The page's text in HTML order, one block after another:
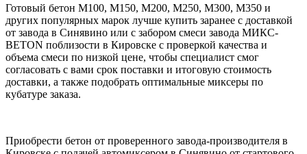
Готовый бетон М100, М150, М200, М250, М300, М350 и
других популярных марок лучше купить заранее с доставкой
от завода в Синявино или с забором смеси завода МИКС-
BETON поблизости в Кировске с проверкой качества и
объема смеси по низкой цене, чтобы специалист смог
согласовать с вами срок поставки и итоговую стоимость
доставки, а также подобрать оптимальные миксеры по
кубатуре заказа.
Приобрести бетон от проверенного завода-производителя в